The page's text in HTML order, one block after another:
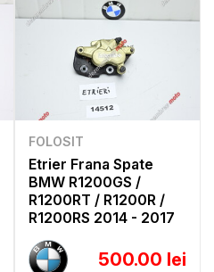
FOLOSIT
Etrier Frana Spate
BMW R1200GS /
R1200RT / R1200R /
R1200RS 2014 - 2017
500.00 lei